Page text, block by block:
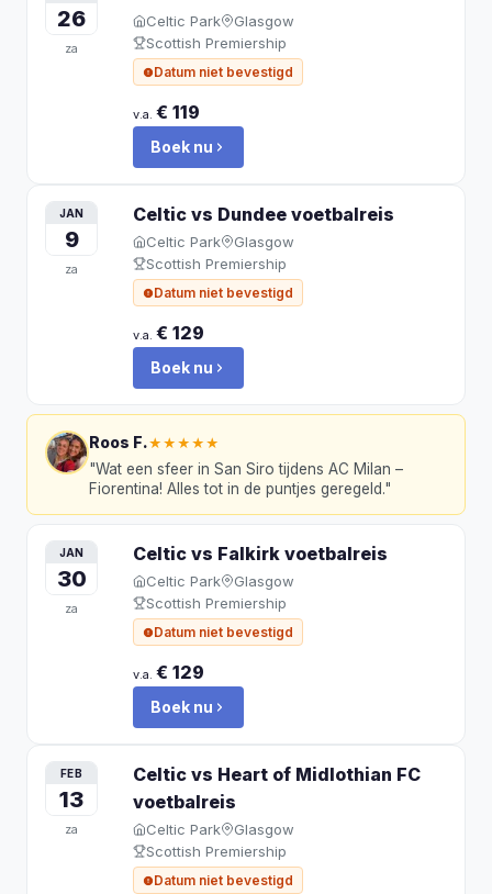
26
za
Celtic Park
Glasgow
Scottish Premiership
Datum niet bevestigd
v.a. € 119
Boek nu
JAN
9
za
Celtic vs Dundee voetbalreis
Celtic Park
Glasgow
Scottish Premiership
Datum niet bevestigd
v.a. € 129
Boek nu
Roos F.★★★★★
"Wat een sfeer in San Siro tijdens AC Milan –
Fiorentina! Alles tot in de puntjes geregeld."
JAN
30
za
Celtic vs Falkirk voetbalreis
Celtic Park
Glasgow
Scottish Premiership
Datum niet bevestigd
v.a. € 129
Boek nu
FEB
13
za
Celtic vs Heart of Midlothian FC
voetbalreis
Celtic Park
Glasgow
Scottish Premiership
Datum niet bevestigd